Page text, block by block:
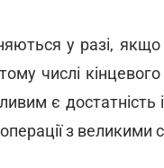
у разі,
числі
є
з великими